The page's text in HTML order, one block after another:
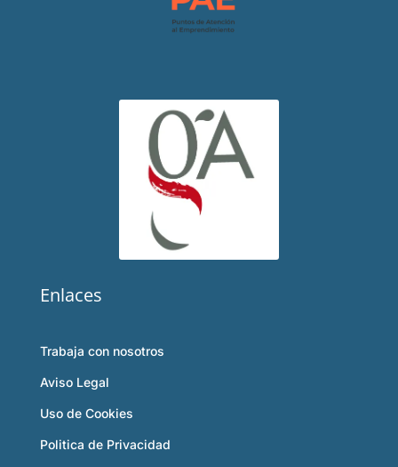
Enlaces
Trabaja con nosotros
Aviso Legal
Uso de Cookies
Politica de Privacidad